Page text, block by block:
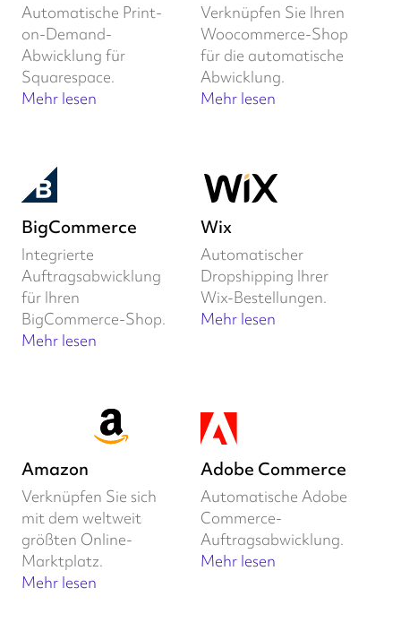
Automatische Print-
on-Demand-
Abwicklung für
Squarespace.
Mehr lesen
Verknüpfen Sie Ihren
Woocommerce-Shop
für die automatische
Abwicklung.
Mehr lesen
BigCommerce
Integrierte
Auftragsabwicklung
für Ihren
BigCommerce-Shop.
Mehr lesen
Wix
Automatischer
Dropshipping Ihrer
Wix-Bestellungen.
Mehr lesen
Amazon
Verknüpfen Sie sich
mit dem weltweit
größten Online-
Marktplatz.
Mehr lesen
Adobe Commerce
Automatische Adobe
Commerce-
Auftragsabwicklung.
Mehr lesen